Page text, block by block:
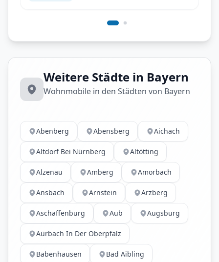
Weitere Städte in Bayern
Wohnmobile in den Städten von Bayern
Abenberg Abensberg Aichach
Altdorf Bei Nürnberg Altötting
Alzenau Amberg Amorbach
Ansbach Arnstein Arzberg
Aschaffenburg Aub Augsburg
Aürbach In Der Oberpfalz
Babenhausen Bad Aibling